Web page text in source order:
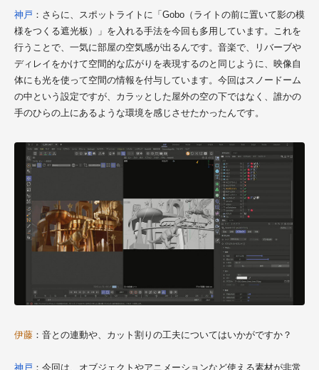
神戸 ：さらに、スポットライトに「Gobo（ライトの前に置いて影の模
様をつくる遮光板）」を入れる手法を今回も多用しています。これを
行うことで、一気に部屋の空気感が出るんです。音楽で、リバーブや
ディレイをかけて空間的な広がりを表現するのと同じように、映像自
体にも光を使って空間の情報を付与しています。今回はスノードーム
の中という設定ですが、カラッとした屋外の空の下ではなく、誰かの
手のひらの上にあるような環境を感じさせたかったんです。
伊藤 ：音との連動や、カット割りの工夫についてはいかがですか？
神戸 ：今回は、オブジェクトやアニメーションなど使える素材が非常